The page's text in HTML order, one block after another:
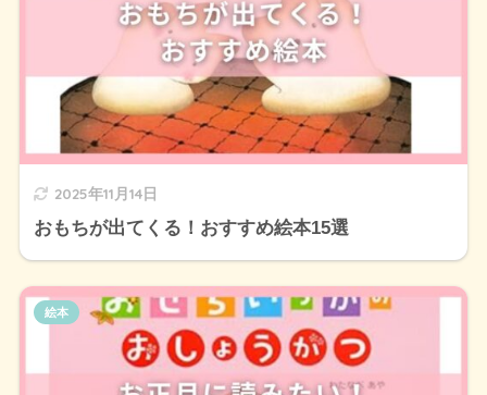
2025年11月14日
おもちが出てくる！おすすめ絵本15選
絵本